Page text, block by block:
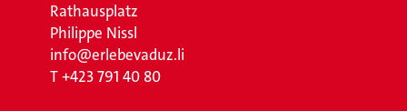
Rathausplatz
Philippe Nissl
info@erlebevaduz.li
T+423 791 40 80